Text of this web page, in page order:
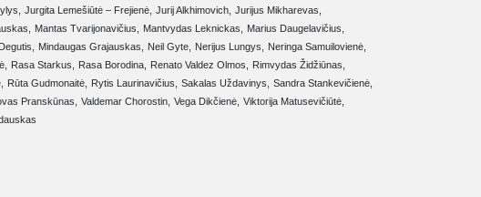
Jurgita Lemešiūtė – Frejienė, Jurij Alkhimovich, Jurijus Mikharevas,
Mantas Tvarijonavičius, Mantvydas Leknickas,
Marius Daugelavičius,
Mindaugas Grajauskas, Neil Gyte, Nerijus Lungys,
Neringa Samuilovienė,
Rasa Starkus, Rasa Borodina, Renato Valdez Olmos,
Rimvydas Židžiūnas,
Rūta Gudmonaitė, Rytis Laurinavičius, Sakalas Uždavinys,
Sandra Stankevičienė,
Pranskūnas, Valdemar Chorostin, Vega Dikčienė, Viktorija Matusevičiūtė,